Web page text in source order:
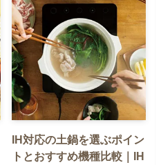
IH対応の土鍋を選ぶポイン
トとおすすめ機種比較｜IH